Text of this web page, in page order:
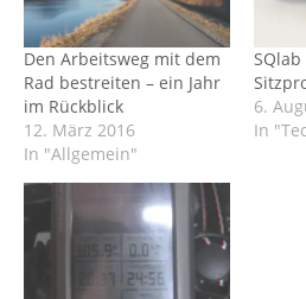
Den Arbeitsweg mit dem
Rad bestreiten – ein Jahr
im Rückblick
12. März 2016
In "Allgemein"
SQlab
6.
In